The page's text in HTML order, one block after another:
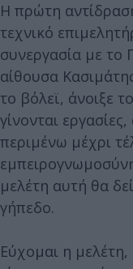
Η πρώτη
τεχνικό
συνεργασία με το
αίθουσα
το βόλεϊ, άνοιξε
γίνονται
περιμένω μέχρι
μελέτη αυτή θα
γήπεδο.
Εύχομαι η μελέτη,